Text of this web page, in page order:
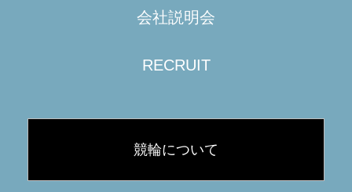
会社説明会
RECRUIT
競輪について